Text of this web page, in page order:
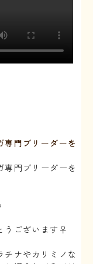
専門ブリーダーを
専門ブリーダーを
うございます‍♀️
チナやカリミノな